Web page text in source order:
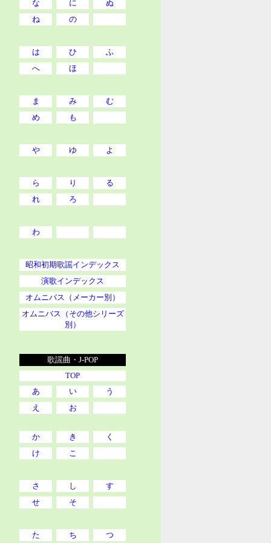
な に
ぬ
ね
の
は ひ
ふ
へ
ほ
ま み
む
め
も
や ゆ よ
ら り
る
れ
ろ
わ
昭和初期歌謡インデックス
演歌インデックス
オムニバス（メーカー別）
オムニバス（その他シリーズ
別）
歌謡曲・J-POP
TOP
あ
い
う
え
お
か き
く
け
こ
さ し
す
せ
そ
た ち つ